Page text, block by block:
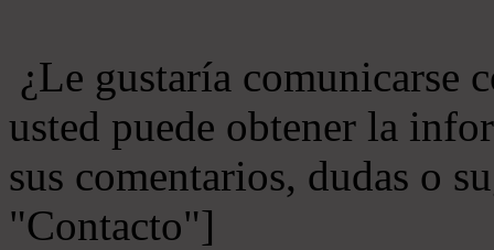
¿Le gustaría comunicarse
usted puede obtener la
sus comentarios, dudas o
"Contacto"]